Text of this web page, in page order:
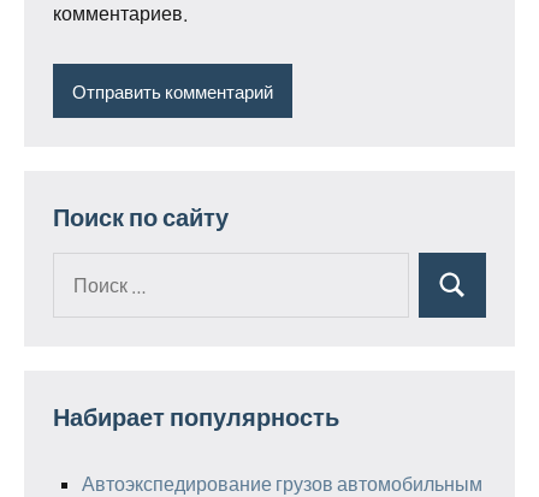
комментариев.
Поиск по сайту
Поиск
Набирает популярность
Автоэкспедирование грузов автомобильным